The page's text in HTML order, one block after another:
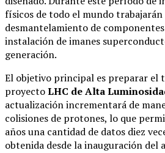
físicos de todo el mundo trabajarán
desmantelamiento de
instalación de imanes
generación.
El objetivo principal es preparar el
proyectoLHC de Alta
actualización incrementará de
colisiones de protones, lo que
años una cantidad de datos diez
obtenida desde la inauguración del